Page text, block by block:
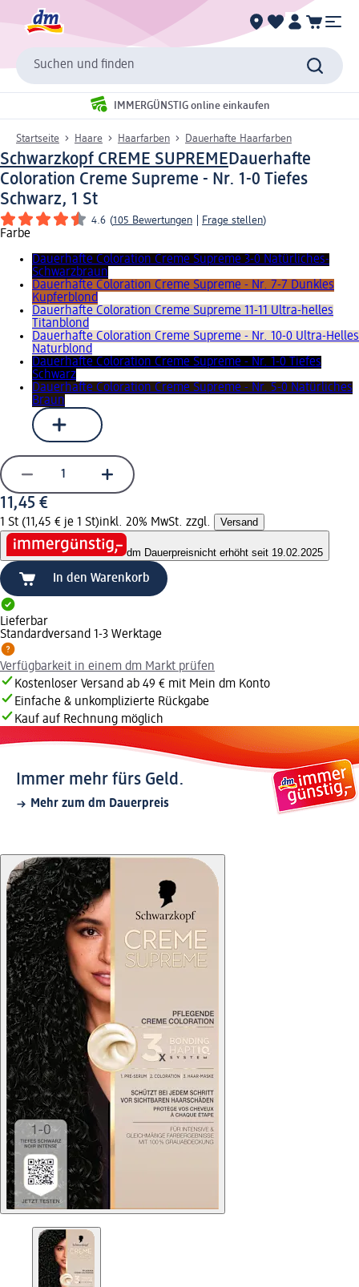
Suchen und finden
IMMERGÜNSTIG online einkaufen
Startseite Haare Haarfarben Dauerhafte Haarfarben
Schwarzkopf CREME SUPREMEDauerhafte
Coloration Creme Supreme - Nr. 1-0 Tiefes
Schwarz, 1 St
4.6 (105 Bewertungen Frage stellen)
Farbe
Dauerhafte Coloration Creme Supreme 3-0 Natürliches-
Schwarzbraun
Dauerhafte Coloration Creme Supreme - Nr. 7-7 Dunkles
Kupferblond
Dauerhafte Coloration Creme Supreme 11-11 Ultra-helles
Titanblond
Dauerhafte Coloration Creme Supreme - Nr. 10-0 Ultra-Helles
Naturblond
Dauerhafte Coloration Creme Supreme - Nr. 1-0 Tiefes
Schwarz
Dauerhafte Coloration Creme Supreme - Nr. 5-0 Natürliches
Braun
11,45 €
1 St (11,45 € je 1 St)inkl. 20% MwSt. zzgl. Versand
dm Dauerpreisnicht erhöht seit 19.02.2025
In den Warenkorb
Lieferbar
Standardversand 1-3 Werktage
Verfügbarkeit in einem dm Markt prüfen
Kostenloser Versand ab 49 € mit Mein dm Konto
Einfache & unkomplizierte Rückgabe
Kauf auf Rechnung möglich
Immer mehr fürs Geld.
Mehr zum dm Dauerpreis